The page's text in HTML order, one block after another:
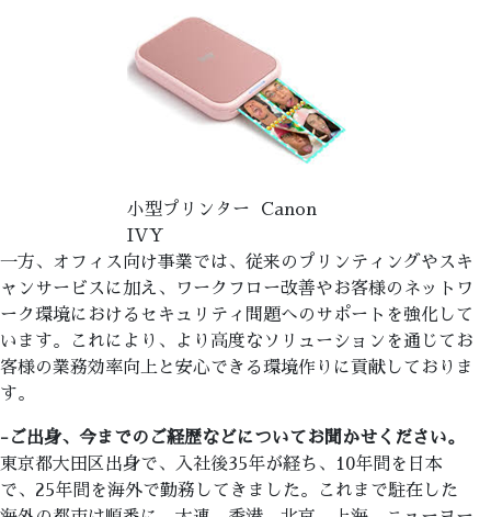
小型プリンター Canon
IVY
一方、オフィス向け事業では、従来のプリンティングやスキ
ャンサービスに加え、ワークフロー改善やお客様のネットワ
ーク環境におけるセキュリティ問題へのサポートを強化して
います。これにより、より高度なソリューションを通じてお
客様の業務効率向上と安心できる環境作りに貢献しておりま
す。
-ご出身、今までのご経歴などについてお聞かせください。
東京都大田区出身で、入社後35年が経ち、10年間を日本
で、25年間を海外で勤務してきました。これまで駐在した